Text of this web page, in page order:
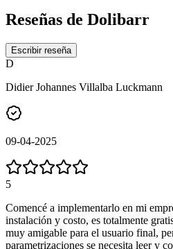
Reseñas de Dolibarr
Escribir reseña
D
Didier Johannes Villalba Luckmann
09-04-2025
5
Comencé a implementarlo en mi
instalación y costo, es totalmente
muy amigable para el usuario final,
parametrizaciones se necesita leer y